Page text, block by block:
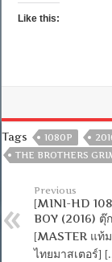
Like this:
Tags 1080P
THE BROTHERS
Previous
[MINI-HD
BOY (2016) ตุ๊
[MASTER แท้
ไทยมาสเตอร์]